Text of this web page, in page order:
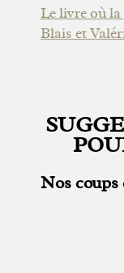
Le livre où
Blais et
Nos